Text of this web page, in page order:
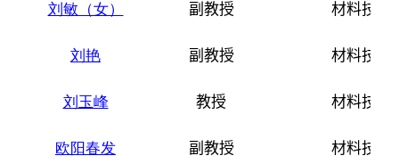
刘敏（女） 副教授 材料技术
刘艳 副教授 材料技术
刘玉峰 教授 材料技术
欧阳春发 副教授 材料技术